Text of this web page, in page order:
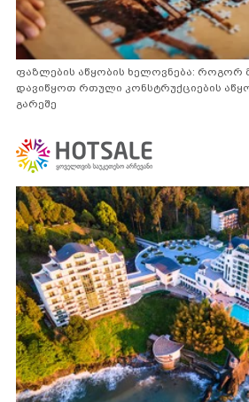
ფაზლების აწყობის ხელოვნება: როგორ
დავიწყოთ რთული კონსტრუქციების
გარეშე